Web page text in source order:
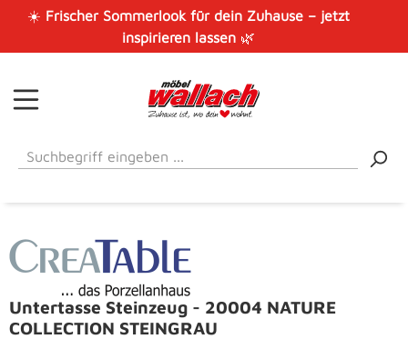
Zum Hauptinhalt springen
☀️ Frischer Sommerlook für dein Zuhause – jetzt
inspirieren lassen🌿
Untertasse Steinzeug - 20004 NATURE
COLLECTION STEINGRAU